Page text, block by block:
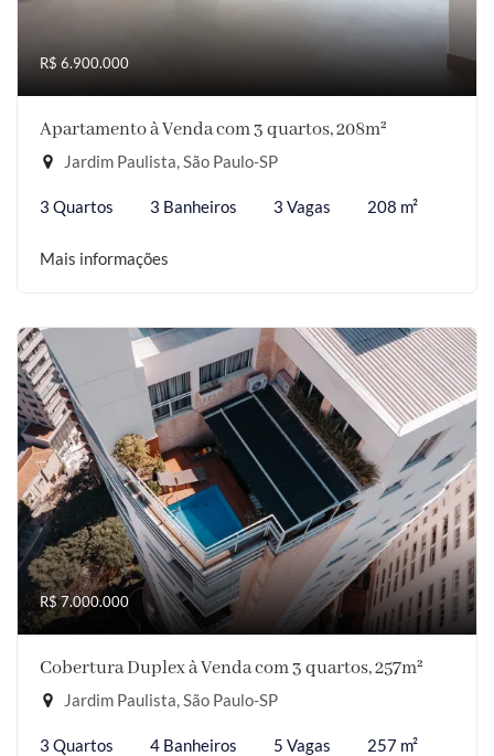
R$ 6.900.000
Apartamento à Venda com 3 quartos, 208m²
Jardim Paulista, São Paulo-SP
3 Quartos 3 Banheiros 3 Vagas 208 m²
Mais informações
R$ 7.000.000
Cobertura Duplex à Venda com 3 quartos, 257m²
Jardim Paulista, São Paulo-SP
3 Quartos 4 Banheiros 5 Vagas 257 m²